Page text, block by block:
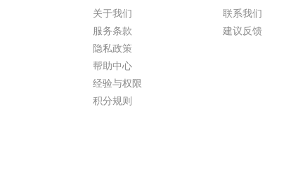
关于我们
服务条款
隐私政策
帮助中心
经验与权限
积分规则
联系我们
建议反馈